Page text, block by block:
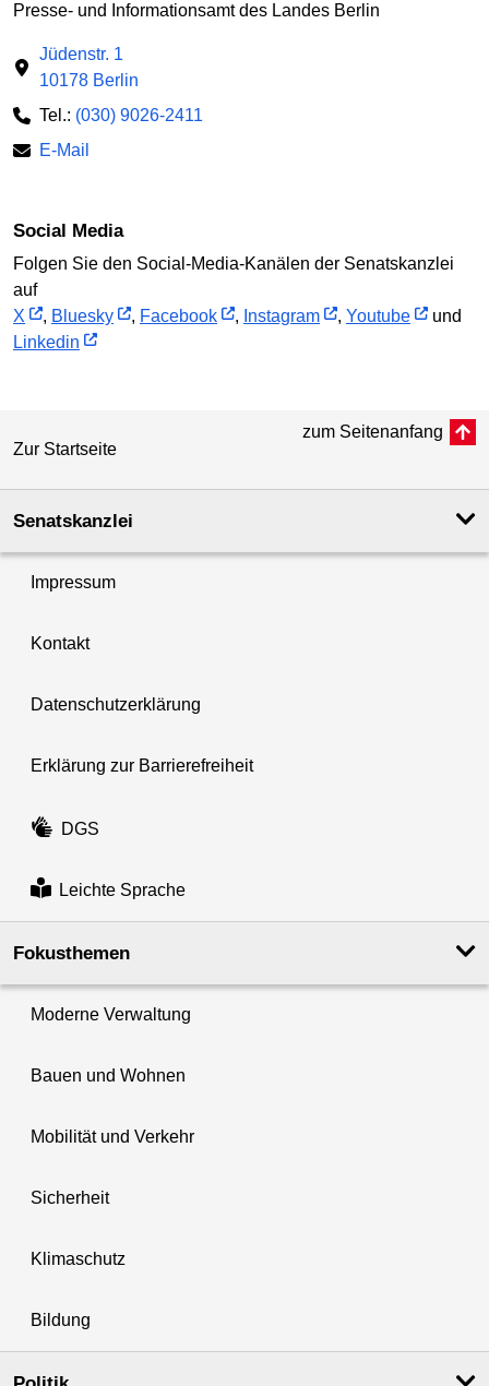
Presse- und Informationsamt des Landes Berlin
Jüdenstr. 1
10178 Berlin
Tel.: (030) 9026-2411
E-Mail
Social Media
Folgen Sie den Social-Media-Kanälen der Senatskanzlei
auf
X
, Bluesky , Facebook , Instagram , Youtube
und
Linkedin
Zur Startseite
zum Seitenanfang
Senatskanzlei
Impressum
Kontakt
Datenschutzerklärung
Erklärung zur Barrierefreiheit
DGS
Leichte Sprache
Fokusthemen
Moderne Verwaltung
Bauen und Wohnen
Mobilität und Verkehr
Sicherheit
Klimaschutz
Bildung